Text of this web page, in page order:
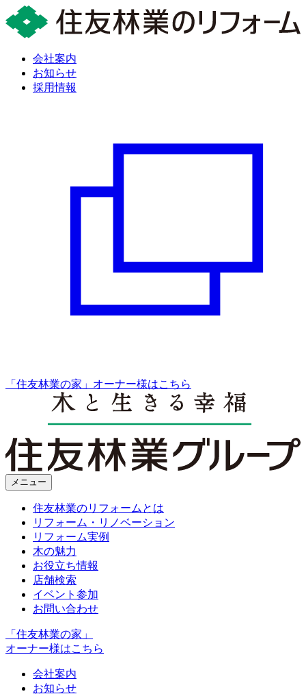
会社案内
お知らせ
採用情報
「住友林業の家」オーナー様はこちら
メニュー
住友林業のリフォームとは
リフォーム・リノベーション
リフォーム実例
木の魅力
お役立ち情報
店舗検索
イベント参加
お問い合わせ
「住友林業の家」
オーナー様はこちら
会社案内
お知らせ